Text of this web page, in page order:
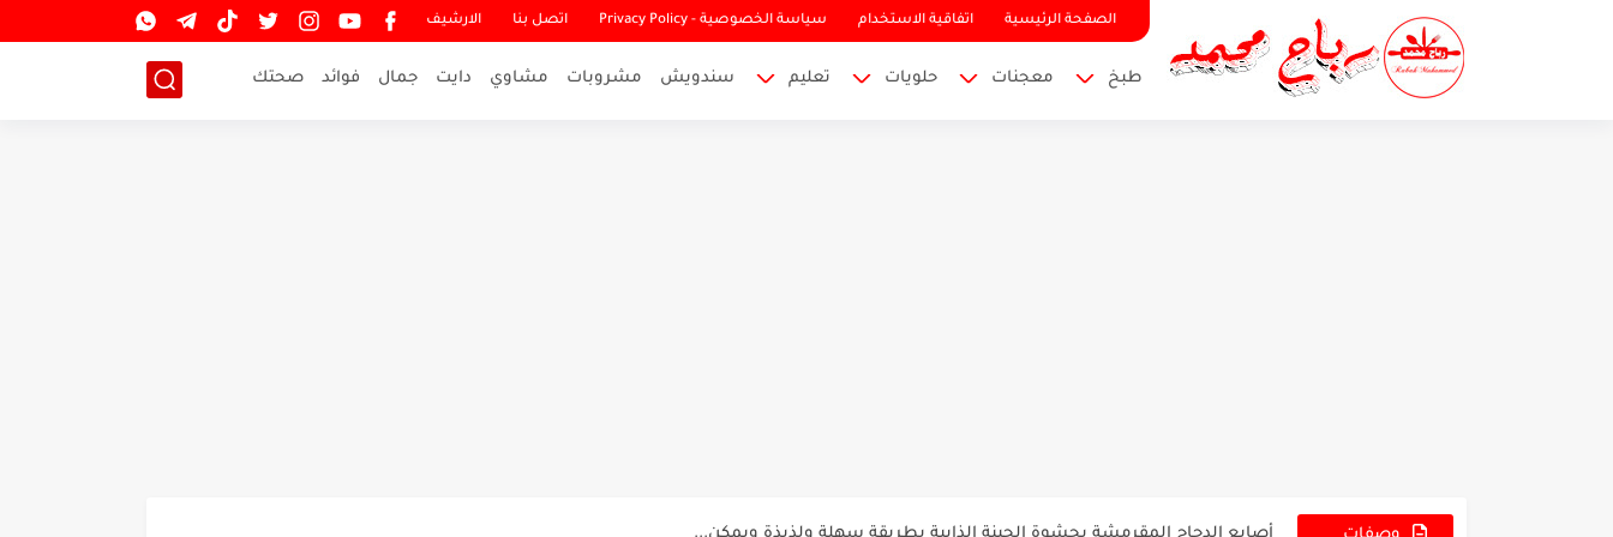
الصفحة الرئيسية اتفاقية الاستخدام سياسة الخصوصية - Privacy Policy اتصل بنا الارشيف
طبخ معجنات حلويات تعليم سندويش مشروبات مشاوي دايت جمال فوائد صحتك